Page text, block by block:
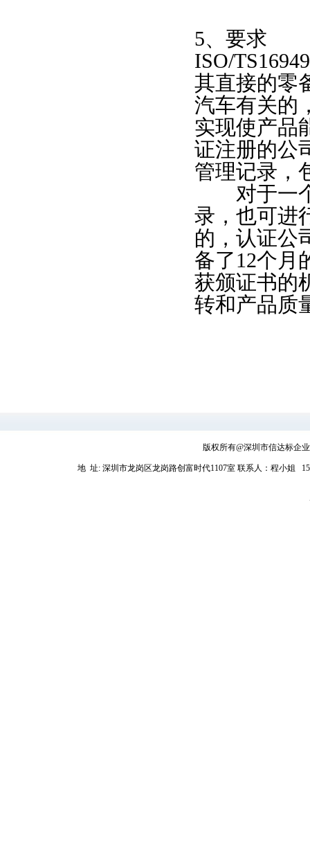
5、要求
ISO/
其直接的零
汽车有关的
实现使产品
证注册的公
管理记录，
对于一个
录，也可进
的，认证公
备了12个月
获颁证书的
转和产品质
版权所有@深圳市信达标企
地 址: 深圳市龙岗区龙岗路创富时代1107室 联系人：程小姐